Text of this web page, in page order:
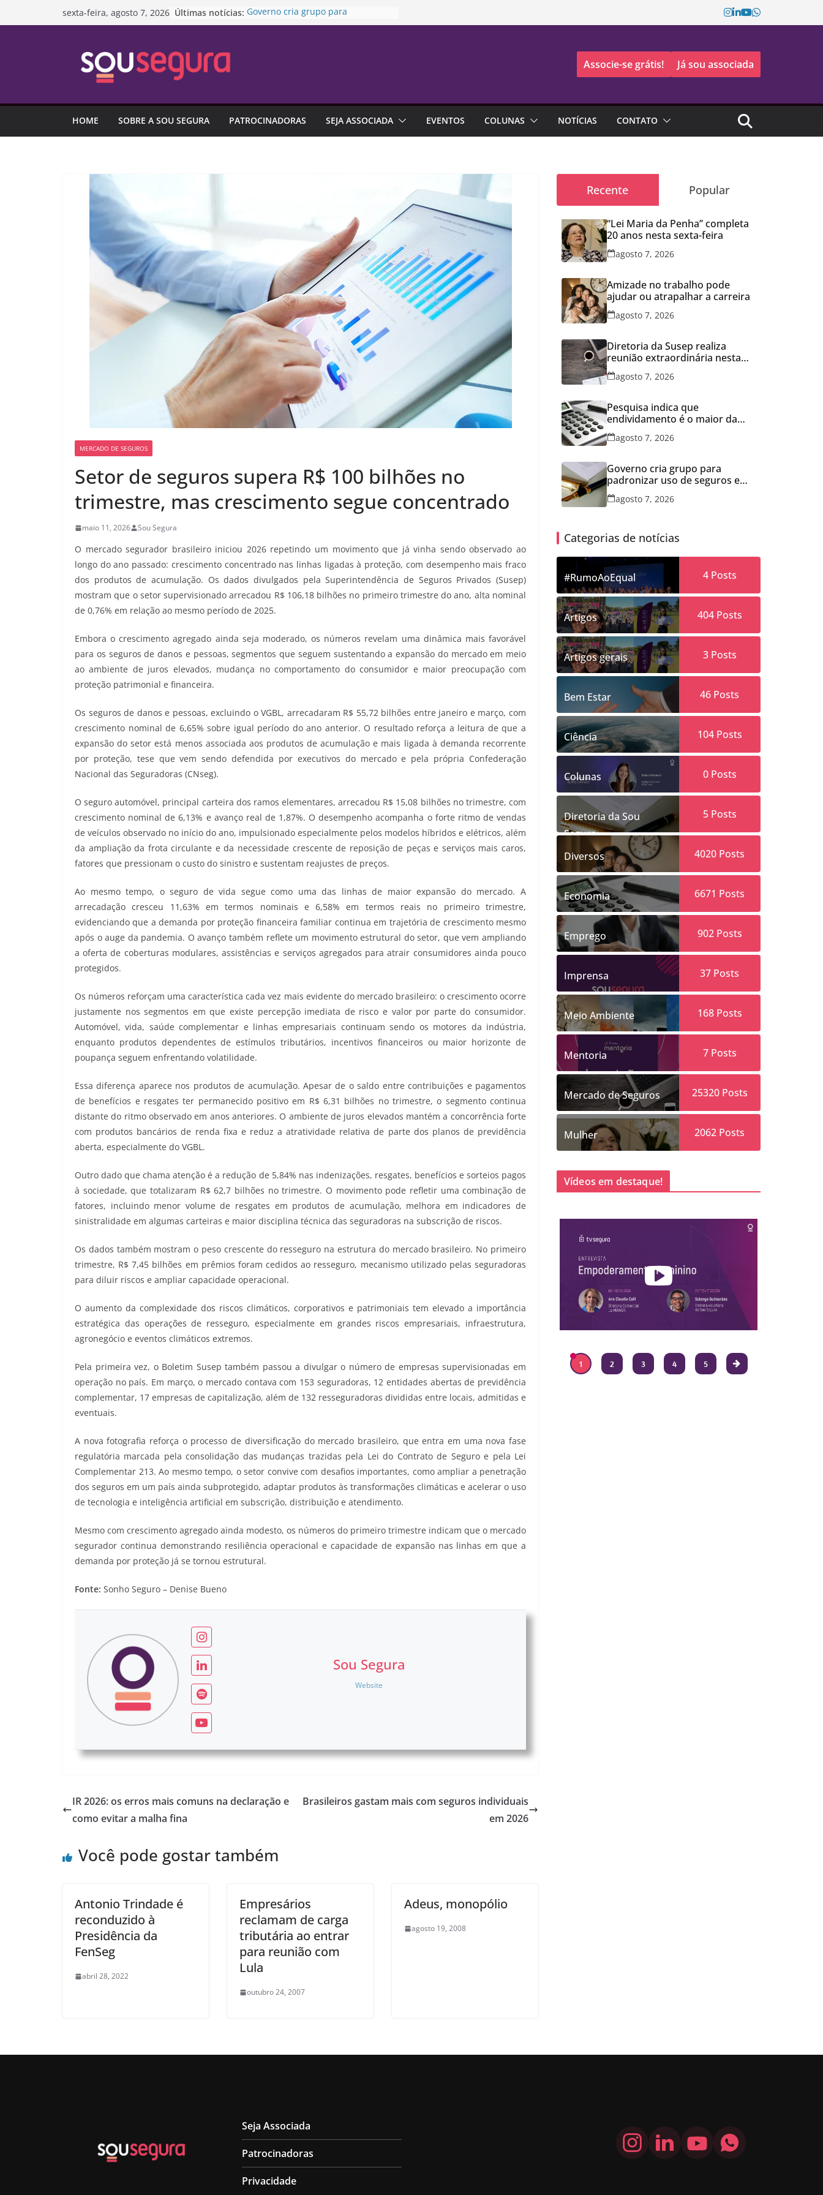
para
sexta-feira, agosto 7, 2026 Últimas notícias: Governo cria grupo para
padronizar uso de seguros em
Pesquisa indica que endividamento
é o maior da série histórica
Associe-se grátis! Já sou associada
HOME SOBRE A SOU SEGURA PATROCINADORAS SEJA ASSOCIADA EVENTOS COLUNAS NOTÍCIAS CONTATO
MERCADO DE SEGUROS
Setor de seguros supera R$ 100 bilhões no
trimestre, mas crescimento segue concentrado
maio 11, 2026 Sou Segura
O mercado segurador brasileiro iniciou 2026 repetindo um movimento que já vinha sendo observado ao
longo do ano passado: crescimento concentrado nas linhas ligadas à proteção, com desempenho mais fraco
dos produtos de acumulação. Os dados divulgados pela Superintendência de Seguros Privados (Susep)
mostram que o setor supervisionado arrecadou R$ 106,18 bilhões no primeiro trimestre do ano, alta nominal
de 0,76% em relação ao mesmo período de 2025.
Embora o crescimento agregado ainda seja moderado, os números revelam uma dinâmica mais favorável
para os seguros de danos e pessoas, segmentos que seguem sustentando a expansão do mercado em meio
ao ambiente de juros elevados, mudança no comportamento do consumidor e maior preocupação com
proteção patrimonial e financeira.
Os seguros de danos e pessoas, excluindo o VGBL, arrecadaram R$ 55,72 bilhões entre janeiro e março, com
crescimento nominal de 6,65% sobre igual período do ano anterior. O resultado reforça a leitura de que a
expansão do setor está menos associada aos produtos de acumulação e mais ligada à demanda recorrente
por proteção, tese que vem sendo defendida por executivos do mercado e pela própria Confederação
Nacional das Seguradoras (CNseg).
O seguro automóvel, principal carteira dos ramos elementares, arrecadou R$ 15,08 bilhões no trimestre, com
crescimento nominal de 6,13% e avanço real de 1,87%. O desempenho acompanha o forte ritmo de vendas
de veículos observado no início do ano, impulsionado especialmente pelos modelos híbridos e elétricos, além
da ampliação da frota circulante e da necessidade crescente de reposição de peças e serviços mais caros,
fatores que pressionam o custo do sinistro e sustentam reajustes de preços.
Ao mesmo tempo, o seguro de vida segue como uma das linhas de maior expansão do mercado. A
arrecadação cresceu 11,63% em termos nominais e 6,58% em termos reais no primeiro trimestre,
evidenciando que a demanda por proteção financeira familiar continua em trajetória de crescimento mesmo
após o auge da pandemia. O avanço também reflete um movimento estrutural do setor, que vem ampliando
a oferta de coberturas modulares, assistências e serviços agregados para atrair consumidores ainda pouco
protegidos.
Os números reforçam uma característica cada vez mais evidente do mercado brasileiro: o crescimento ocorre
justamente nos segmentos em que existe percepção imediata de risco e valor por parte do consumidor.
Automóvel, vida, saúde complementar e linhas empresariais continuam sendo os motores da indústria,
enquanto produtos dependentes de estímulos tributários, incentivos financeiros ou maior horizonte de
poupança seguem enfrentando volatilidade.
Essa diferença aparece nos produtos de acumulação. Apesar de o saldo entre contribuições e pagamentos
de benefícios e resgates ter permanecido positivo em R$ 6,31 bilhões no trimestre, o segmento continua
distante do ritmo observado em anos anteriores. O ambiente de juros elevados mantém a concorrência forte
com produtos bancários de renda fixa e reduz a atratividade relativa de parte dos planos de previdência
aberta, especialmente do VGBL.
Outro dado que chama atenção é a redução de 5,84% nas indenizações, resgates, benefícios e sorteios pagos
à sociedade, que totalizaram R$ 62,7 bilhões no trimestre. O movimento pode refletir uma combinação de
fatores, incluindo menor volume de resgates em produtos de acumulação, melhora em indicadores de
sinistralidade em algumas carteiras e maior disciplina técnica das seguradoras na subscrição de riscos.
Os dados também mostram o peso crescente do resseguro na estrutura do mercado brasileiro. No primeiro
trimestre, R$ 7,45 bilhões em prêmios foram cedidos ao resseguro, mecanismo utilizado pelas seguradoras
para diluir riscos e ampliar capacidade operacional.
O aumento da complexidade dos riscos climáticos, corporativos e patrimoniais tem elevado a importância
estratégica das operações de resseguro, especialmente em grandes riscos empresariais, infraestrutura,
agronegócio e eventos climáticos extremos.
Pela primeira vez, o Boletim Susep também passou a divulgar o número de empresas supervisionadas em
operação no país. Em março, o mercado contava com 153 seguradoras, 12 entidades abertas de previdência
complementar, 17 empresas de capitalização, além de 132 resseguradoras divididas entre locais, admitidas e
eventuais.
A nova fotografia reforça o processo de diversificação do mercado brasileiro, que entra em uma nova fase
regulatória marcada pela consolidação das mudanças trazidas pela Lei do Contrato de Seguro e pela Lei
Complementar 213. Ao mesmo tempo, o setor convive com desafios importantes, como ampliar a penetração
dos seguros em um país ainda subprotegido, adaptar produtos às transformações climáticas e acelerar o uso
de tecnologia e inteligência artificial em subscrição, distribuição e atendimento.
Mesmo com crescimento agregado ainda modesto, os números do primeiro trimestre indicam que o mercado
segurador continua demonstrando resiliência operacional e capacidade de expansão nas linhas em que a
demanda por proteção já se tornou estrutural.
Fonte: Sonho Seguro – Denise Bueno
Sou Segura
Website
IR 2026: os erros mais comuns na declaração e
como evitar a malha fina
Brasileiros gastam mais com seguros individuais
em 2026
Você pode gostar também
Antonio Trindade é
reconduzido à
Presidência da
FenSeg
abril 28, 2022
Empresários
reclamam de carga
tributária ao entrar
para reunião com
Lula
outubro 24, 2007
Adeus, monopólio
agosto 19, 2008
Recente Popular
“Lei Maria da Penha” completa
20 anos nesta sexta-feira
agosto 7, 2026
Amizade no trabalho pode
ajudar ou atrapalhar a carreira
agosto 7, 2026
Diretoria da Susep realiza
reunião extraordinária nesta
sexta-feira
agosto 7, 2026
Pesquisa indica que
endividamento é o maior da
série histórica
agosto 7, 2026
Governo cria grupo para
padronizar uso de seguros em
concessões
agosto 7, 2026
Categorias de notícias
#RumoAoEqual 4Posts
Artigos 404Posts
Artigos gerais 3Posts
Bem Estar 46 Posts
Ciência 104Posts
Colunas 0Posts
Diretoria da Sou
Segura
5Posts
Diversos 4020 Posts
Economia 6671 Posts
Emprego 902Posts
Imprensa 37 Posts
Meio Ambiente 168Posts
Mentoria 7Posts
Mercado de Seguros 25320Posts
Mulher 2062 Posts
Vídeos em destaque!
1 2 3 4 5
Seja Associada
Patrocinadoras
Privacidade